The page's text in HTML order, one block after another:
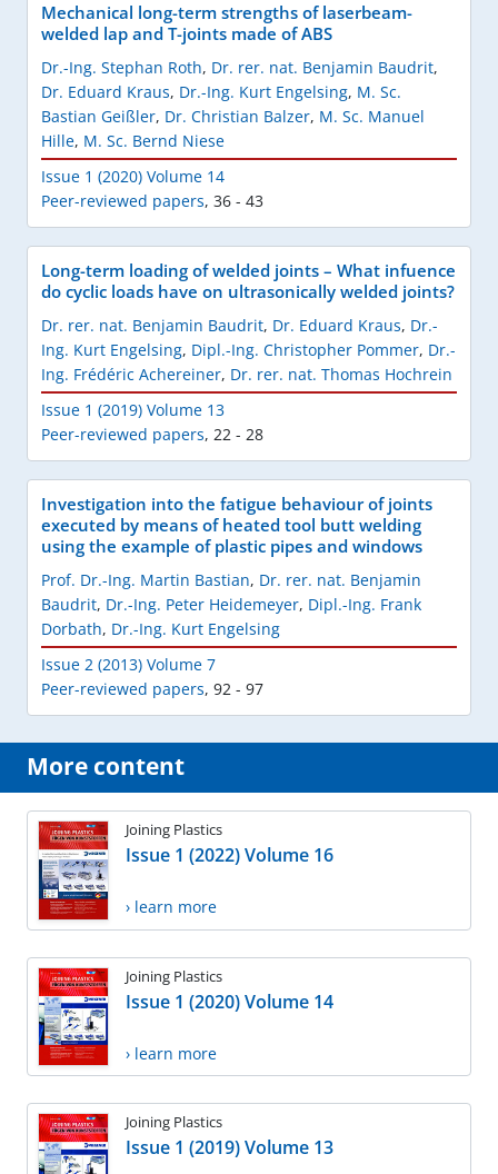
Mechanical long-term strengths of laserbeam-
welded lap and T-joints made of ABS
Dr.-Ing. Stephan Roth, Dr. rer. nat. Benjamin Baudrit,
Dr. Eduard Kraus, Dr.-Ing. Kurt Engelsing, M. Sc.
Bastian Geißler, Dr. Christian Balzer, M. Sc. Manuel
Hille, M. Sc. Bernd Niese
Issue 1 (2020) Volume 14
Peer-reviewed papers, 36 - 43
Long-term loading of welded joints – What infuence
do cyclic loads have on ultrasonically welded joints?
Dr. rer. nat. Benjamin Baudrit, Dr. Eduard Kraus, Dr.-
Ing. Kurt Engelsing, Dipl.-Ing. Christopher Pommer, Dr.-
Ing. Frédéric Achereiner, Dr. rer. nat. Thomas Hochrein
Issue 1 (2019) Volume 13
Peer-reviewed papers, 22 - 28
Investigation into the fatigue behaviour of joints
executed by means of heated tool butt welding
using the example of plastic pipes and windows
Prof. Dr.-Ing. Martin Bastian, Dr. rer. nat. Benjamin
Baudrit, Dr.-Ing. Peter Heidemeyer, Dipl.-Ing. Frank
Dorbath, Dr.-Ing. Kurt Engelsing
Issue 2 (2013) Volume 7
Peer-reviewed papers, 92 - 97
More content
Joining Plastics
Issue 1 (2022) Volume 16
› learn more
Joining Plastics
Issue 1 (2020) Volume 14
› learn more
Joining Plastics
Issue 1 (2019) Volume 13